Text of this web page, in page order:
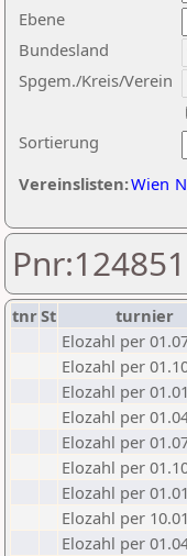
Ebene
Sortierung
Bundesland
Spgem./Kreis/Verein
Vereinslisten:Wien
tnrSt turnier
Elozahl per
Elozahl per
Elozahl per
Elozahl per
Elozahl per
Elozahl per
Elozahl per
Elozahl per
Elozahl per